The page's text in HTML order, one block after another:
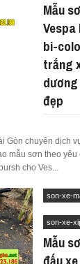
Mẫu
Vespa
bi-
trắng
đẹp
Gòn chuyên dịch
mẫu sơn theo yêu
cho Ves...
son-xe-
son-xe-
Mẫu